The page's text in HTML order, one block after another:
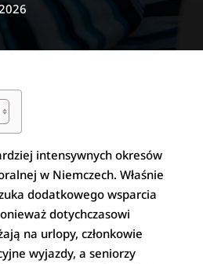
intensywnych okresów
w Niemczech. Właśnie
dodatkowego wsparcia
dotychczasowi
na urlopy, członkowie
wyjazdy, a seniorzy